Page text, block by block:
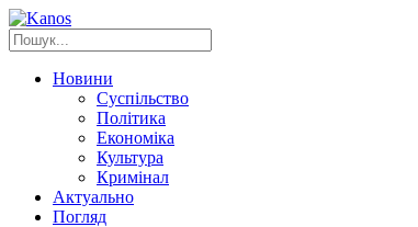
Новини
Суспільство
Політика
Економіка
Культура
Кримінал
Актуально
Погляд